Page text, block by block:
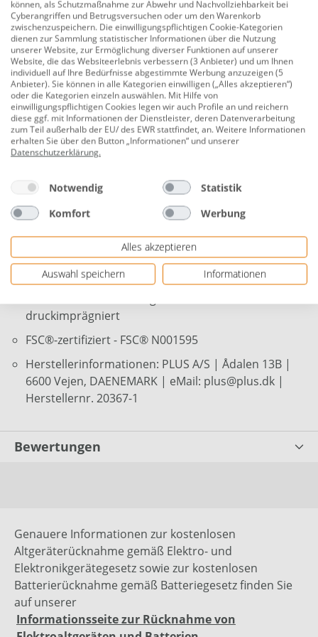
Produktnummer:0784250049
Bei den PLUS Leimholzpfosten handelt es sich um
Pfosten aus druckimprägniertem Kiefernholz in NTR-
Klasse A, was bedeutet, dass sie sich zum Eingraben
eignen Die Pfosten bestehen aus zwei verleimten
Holzstücken, um die Rissbildung zu minimieren und
zudem die Widerstandsfähigkeit und Formstabilität zu
sichern.
Stärke: 90 x 90 mm
Klasse NTR-A
druckimprägniert
FSC®-zertifiziert - FSC® N001595
Herstellerinformationen: PLUS A/S | Ådalen 13B |
6600 Vejen, DAENEMARK | eMail: plus@plus.dk |
Herstellernr. 20367-1
Bewertungen
Genauere Informationen zur kostenlosen
Altgeräterücknahme gemäß Elektro- und
Elektronikgerätegesetz sowie zur kostenlosen
Batterierücknahme gemäß Batteriegesetz finden Sie
auf unserer
Informationsseite zur Rücknahme von
können, als Schutzmaßnahme zur Abwehr und Nachvollziehbarkeit bei
Cyberangriffen und Betrugsversuchen oder um den Warenkorb
zwischenzuspeichern. Die einwilligungspflichtigen Cookie-Kategorien
dienen zur Sammlung statistischer Informationen über die Nutzung
unserer Website, zur Ermöglichung diverser Funktionen auf unserer
Website, die das Websiteerlebnis verbessern (3 Anbieter) und um Ihnen
individuell auf Ihre Bedürfnisse abgestimmte Werbung anzuzeigen (5
Anbieter). Sie können in alle Kategorien einwilligen („Alles akzeptieren“)
oder die Kategorien einzeln auswählen. Mit Hilfe von
einwilligungspflichtigen Cookies legen wir auch Profile an und reichern
diese ggf. mit Informationen der Dienstleister, deren Datenverarbeitung
zum Teil außerhalb der EU/ des EWR stattfindet, an. Weitere Informationen
erhalten Sie über den Button „Informationen“ und unserer
Datenschutzerklärung.
Notwendig
Statistik
Komfort
Werbung
Alles akzeptieren
Auswahl speichern
Informationen